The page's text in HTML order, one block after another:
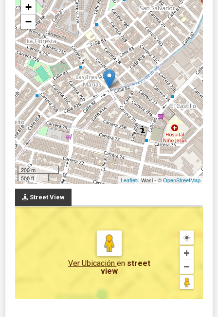
+
−
200 m
500 ft
Leaflet| Wasi - ©OpenStreetMap
Street View
Ver Ubicación en street
view